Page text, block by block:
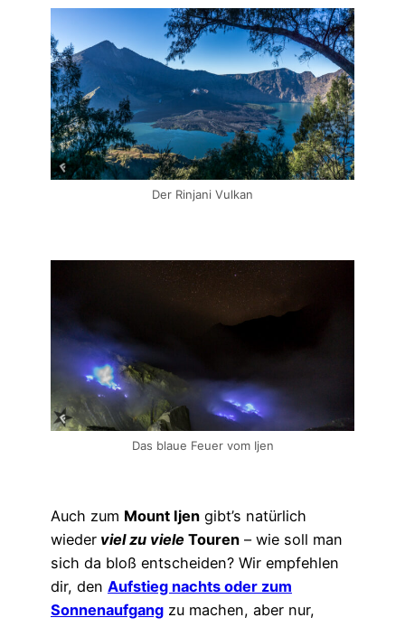
Der Rinjani Vulkan
Das blaue Feuer vom Ijen
Auch zum Mount Ijen gibt’s natürlich
wieder viel zu viele Touren – wie soll man
sich da bloß entscheiden? Wir empfehlen
dir, den Aufstieg nachts oder zum
Sonnenaufgang zu machen, aber nur,